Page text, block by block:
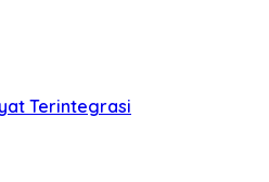
Terintegrasi